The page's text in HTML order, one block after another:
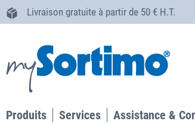
Livraison gratuite à partir de 50 € H.T.
Produits Services Assistance &